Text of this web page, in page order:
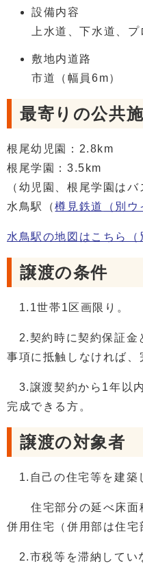
設備内容
上水道、下水道、
敷地内道路
市道（幅員6m）
最寄りの公共
根尾幼児園：2.8km
根尾学園：3.5km
（幼児園、根尾学園は
水鳥駅（樽見鉄道 （別
水鳥駅の地図はこちら
譲渡の条件
1.1世帯1区画限り。
2.契約時に契約保証金
事項に抵触しなければ、
3.譲渡契約から1年以
完成できる方。
譲渡の対象者
1.自己の住宅等を建築
住宅部分の延べ床面
併用住宅（併用部は住宅
2.市税等を滞納してい